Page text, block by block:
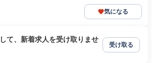
気になる
て、新着求人を受け取りませ
受け取る